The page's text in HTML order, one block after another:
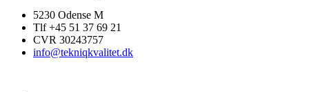
5230 Odense M
Tlf +45 51 37 69 21
CVR 30243757
info@tekniqkvalitet.dk